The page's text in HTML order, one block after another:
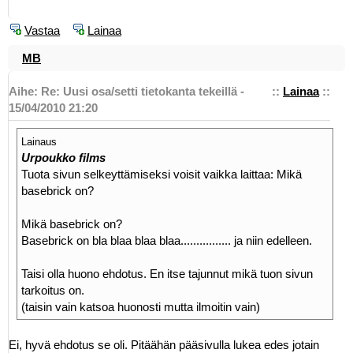
Vastaa Lainaa
MB
:: Lainaa::
Aihe: Re: Uusi osa/setti tietokanta tekeillä -
15/04/2010 21:20
Lainaus
Urpoukko films
Tuota sivun selkeyttämiseksi voisit vaikka laittaa: Mikä
basebrick on?
Mikä basebrick on?
Basebrick on bla blaa blaa blaa................ ja niin edelleen.
Taisi olla huono ehdotus. En itse tajunnut mikä tuon sivun
tarkoitus on.
(taisin vain katsoa huonosti mutta ilmoitin vain)
Ei, hyvä ehdotus se oli. Pitäähän pääsivulla lukea edes jotain